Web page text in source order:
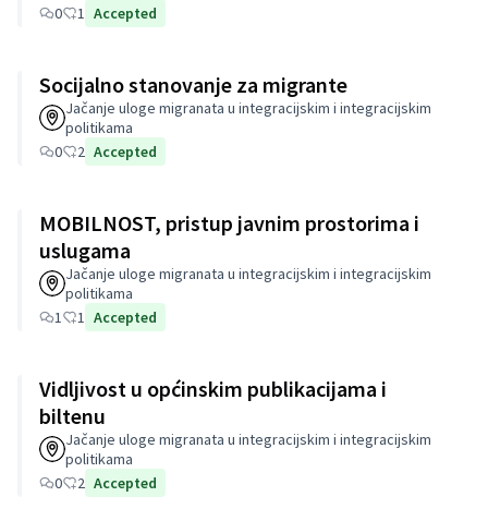
0
1 Accepted
Socijalno stanovanje za migrante
Jačanje uloge migranata u integracijskim i integracijskim
politikama
0
2 Accepted
MOBILNOST, pristup javnim prostorima i
uslugama
Jačanje uloge migranata u integracijskim i integracijskim
politikama
1
1 Accepted
Vidljivost u općinskim publikacijama i
biltenu
Jačanje uloge migranata u integracijskim i integracijskim
politikama
0
2 Accepted